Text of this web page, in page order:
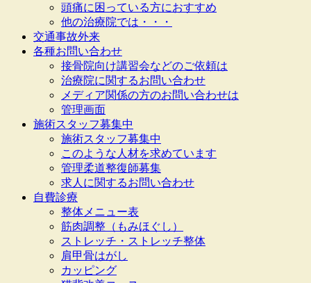
頭痛に困っている方におすすめ
他の治療院では・・・
交通事故外来
各種お問い合わせ
接骨院向け講習会などのご依頼は
治療院に関するお問い合わせ
メディア関係の方のお問い合わせは
管理画面
施術スタッフ募集中
施術スタッフ募集中
このような人材を求めています
管理柔道整復師募集
求人に関するお問い合わせ
自費診療
整体メニュー表
筋肉調整（もみほぐし）
ストレッチ・ストレッチ整体
肩甲骨はがし
カッピング